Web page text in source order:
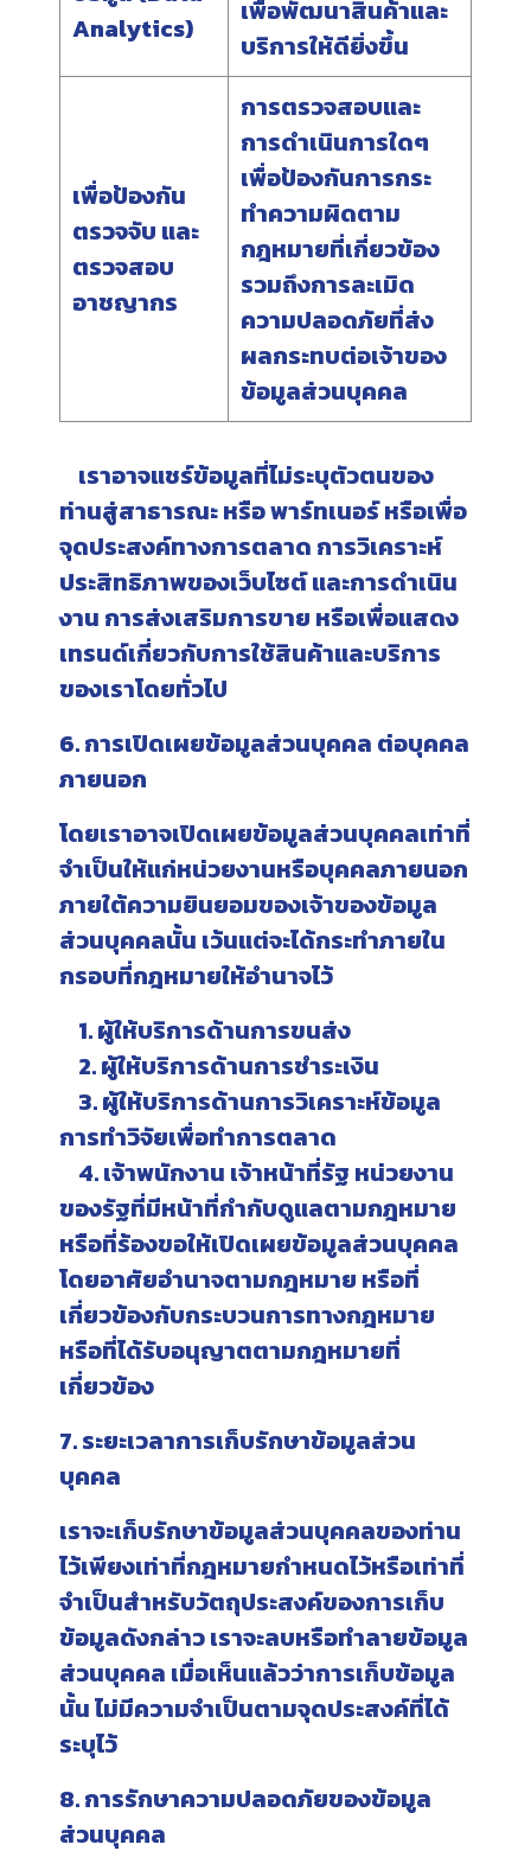
Analytics)
เพื่อพัฒนาสินค้าและ
บริการให้ดียิ่งขึ้น
เพื่อป้องกัน
ตรวจจับ และ
ตรวจสอบ
อาชญากร
การตรวจสอบและ
การดำเนินการใดๆ
เพื่อป้องกันการกระ
ทำความผิดตาม
กฎหมายที่เกี่ยวข้อง
รวมถึงการละเมิด
ความปลอดภัยที่ส่ง
ผลกระทบต่อเจ้าของ
ข้อมูลส่วนบุคคล
เราอาจแชร์ข้อมูลที่ไม่ระบุตัวตนของ
ท่านสู่สาธารณะ หรือ พาร์ทเนอร์ หรือเพื่อ
จุดประสงค์ทางการตลาด การวิเคราะห์
ประสิทธิภาพของเว็บไซต์ และการดำเนิน
งาน การส่งเสริมการขาย หรือเพื่อแสดง
เทรนด์เกี่ยวกับการใช้สินค้าและบริการ
ของเราโดยทั่วไป
6. การเปิดเผยข้อมูลส่วนบุคคล ต่อบุคคล
ภายนอก
โดยเราอาจเปิดเผยข้อมูลส่วนบุคคลเท่าที่
จำเป็นให้แก่หน่วยงานหรือบุคคลภายนอก
ภายใต้ความยินยอมของเจ้าของข้อมูล
ส่วนบุคคลนั้น เว้นแต่จะได้กระทำภายใน
กรอบที่กฎหมายให้อำนาจไว้
1. ผู้ให้บริการด้านการขนส่ง
2. ผู้ให้บริการด้านการชำระเงิน
3. ผู้ให้บริการด้านการวิเคราะห์ข้อมูล
การทำวิจัยเพื่อทำการตลาด
4. เจ้าพนักงาน เจ้าหน้าที่รัฐ หน่วยงาน
ของรัฐที่มีหน้าที่กำกับดูแลตามกฎหมาย
หรือที่ร้องขอให้เปิดเผยข้อมูลส่วนบุคคล
โดยอาศัยอำนาจตามกฎหมาย หรือที่
เกี่ยวข้องกับกระบวนการทางกฎหมาย
หรือที่ได้รับอนุญาตตามกฎหมายที่
เกี่ยวข้อง
7. ระยะเวลาการเก็บรักษาข้อมูลส่วน
บุคคล
เราจะเก็บรักษาข้อมูลส่วนบุคคลของท่าน
ไว้เพียงเท่าที่กฎหมายกำหนดไว้หรือเท่าที่
จำเป็นสำหรับวัตถุประสงค์ของการเก็บ
ข้อมูลดังกล่าว เราจะลบหรือทำลายข้อมูล
ส่วนบุคคล เมื่อเห็นแล้วว่าการเก็บข้อมูล
นั้น ไม่มีความจำเป็นตามจุดประสงค์ที่ได้
ระบุไว้
8. การรักษาความปลอดภัยของข้อมูล
ส่วนบุคคล